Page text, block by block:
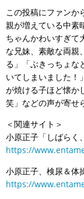
この投稿にファンか
親が増えている中素
ちゃんかわいすぎて
な兄妹、素敵な両親
る」「ぶきっちょな
いてしまいました！
が焼ける子ほど懐か
笑」などの声が寄せ
＜関連サイト＞
小原正子「しばらく
https://
小原正子、検尿＆体
https://